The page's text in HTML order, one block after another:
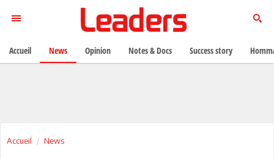
Accueil News
Accueil News Opinion Notes & Docs Success story